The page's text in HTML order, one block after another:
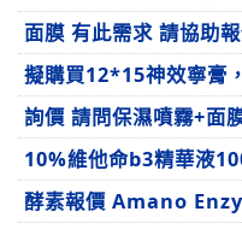
面膜 有此需求 請協助
擬購買12*15神效寧膏
詢價 請問保濕噴霧+面
10%維他命b3精華液
酵素報價 Amano